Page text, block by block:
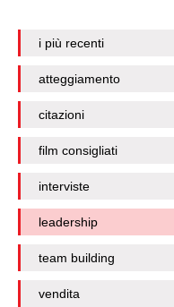
i più recenti
atteggiamento
citazioni
film consigliati
interviste
leadership
team building
vendita